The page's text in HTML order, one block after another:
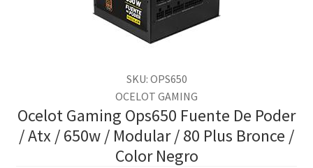
SKU: OPS650
OCELOT GAMING
Ocelot Gaming Ops650 Fuente De Poder
/ Atx / 650w / Modular / 80 Plus Bronce /
Color Negro